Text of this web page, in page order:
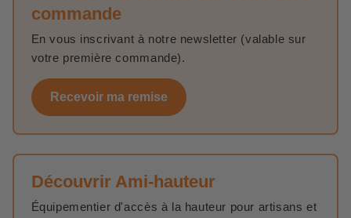
commande
En vous inscrivant à notre newsletter (valable sur
votre première commande).
Recevoir ma remise
Découvrir Ami-hauteur
Équipementier d'accès à la hauteur pour artisans et